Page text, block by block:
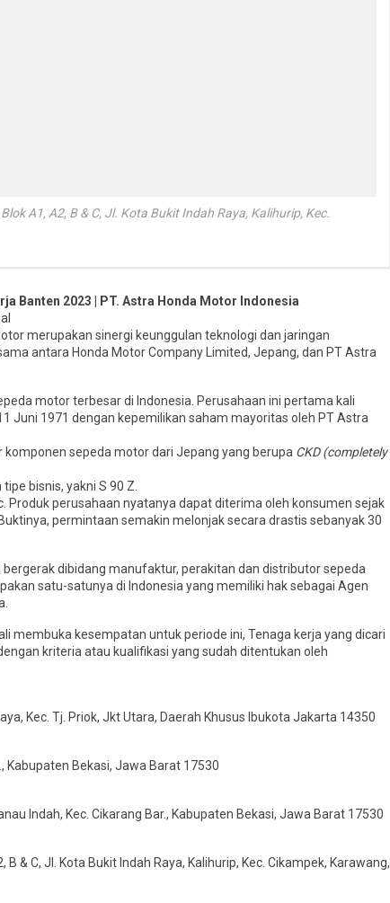
A1, A2, B & C, Jl. Kota Bukit Indah Raya, Kalihurip, Kec.
Banten 2023 | PT. Astra Honda Motor Indonesia
merupakan sinergi keunggulan teknologi dan jaringan
antara Honda Motor Company Limited, Jepang, dan PT Astra
motor terbesar di Indonesia. Perusahaan ini pertama kali
Juni 1971 dengan kepemilikan saham mayoritas oleh PT Astra
sepeda motor dari Jepang yang berupa CKD (completely
bisnis, yakni S 90 Z.
Produk perusahaan nyatanya dapat diterima oleh konsumen sejak
permintaan semakin melonjak secara drastis sebanyak 30
dibidang manufaktur, perakitan dan distributor sepeda
satu-satunya di Indonesia yang memiliki hak sebagai Agen
membuka kesempatan untuk periode ini, Tenaga kerja yang dicari
kriteria atau kualifikasi yang sudah ditentukan oleh
Kec. Tj. Priok, Jkt Utara, Daerah Khusus Ibukota Jakarta 14350
Kabupaten Bekasi, Jawa Barat 17530
Indah, Kec. Cikarang Bar., Kabupaten Bekasi, Jawa Barat 17530
& C, Jl. Kota Bukit Indah Raya, Kalihurip, Kec. Cikampek, Karawang,